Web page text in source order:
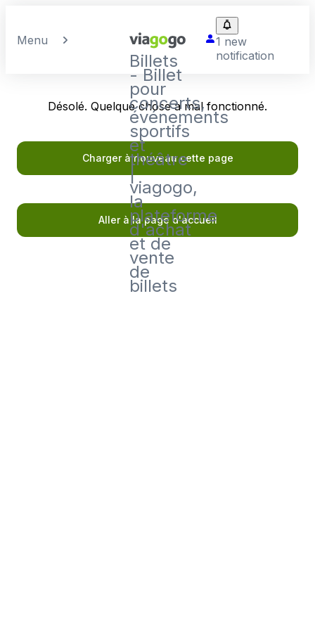
Menu
Billets
- Billet
pour
concerts,
événements
sportifs
et
théâtre
|
viagogo,
la
plateforme
d'achat
et de
vente
de
billets
1 new
notification
Désolé. Quelque chose a mal fonctionné.
Charger à nouveau cette page
Aller à la page d'accueil